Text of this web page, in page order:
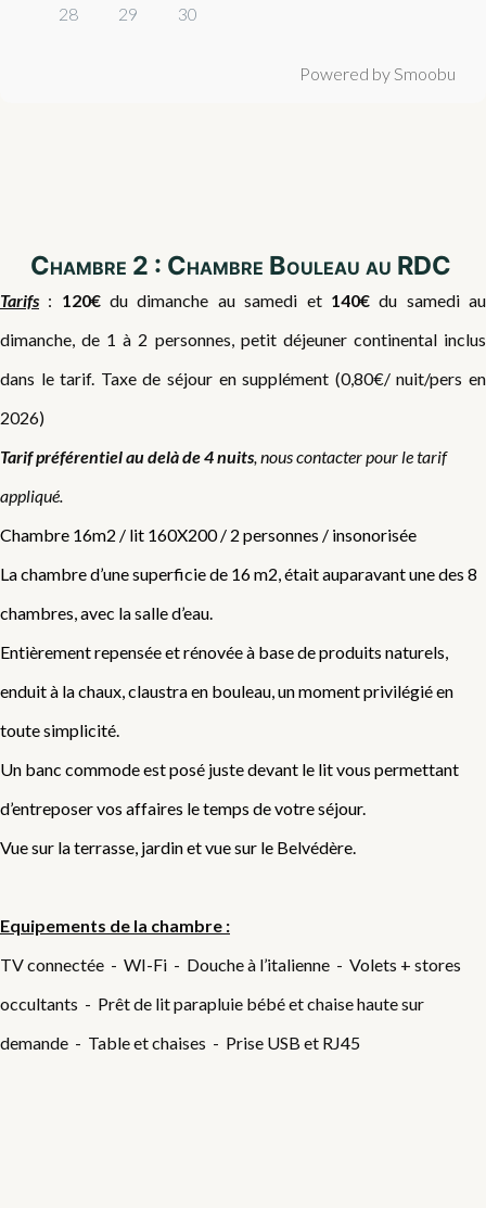
28 29 30
Powered by Smoobu
Chambre 2 : Chambre Bouleau au RDC
Tarifs : 120€du dimanche au samedi et 140€du samedi au
dimanche, de 1 à 2 personnes, petit déjeuner continental inclus
dans le tarif. Taxe de séjour en supplément (0,80€/ nuit/pers en
2026)
Tarif préférentiel au delà de 4 nuits , nous contacter pour le tarif
appliqué.
Chambre 16m2 / lit 160X200 / 2 personnes / insonorisée
La chambre d’une superficie de 16 m2, était auparavant une des 8
chambres, avec la salle d’eau.
Entièrement repensée et rénovée à base de produits naturels,
enduit à la chaux, claustra en bouleau, un moment privilégié en
toute simplicité.
Un banc commode est posé juste devant le lit vous permettant
d’entreposer vos affaires le temps de votre séjour.
Vue sur la terrasse, jardin et vue sur le Belvédère.
Equipements de la chambre :
TV connectée - WI-Fi - Douche à l’italienne - Volets + stores
occultants - Prêt de lit parapluie bébé et chaise haute sur
demande - Table et chaises - Prise USB et RJ45